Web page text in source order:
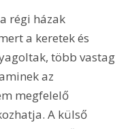
régi házak
a keretek és
több vastag
az
megfelelő
A külső